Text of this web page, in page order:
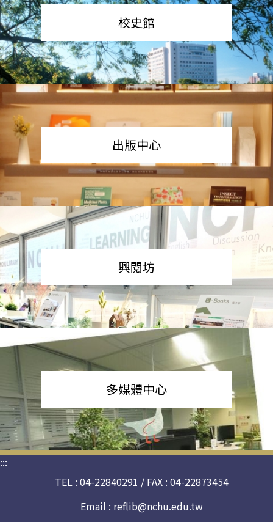
校史館
出版中心
興閱坊
多媒體中心
:::
TEL : 04-22840291 / FAX : 04-22873454
Email : reflib@nchu.edu.tw